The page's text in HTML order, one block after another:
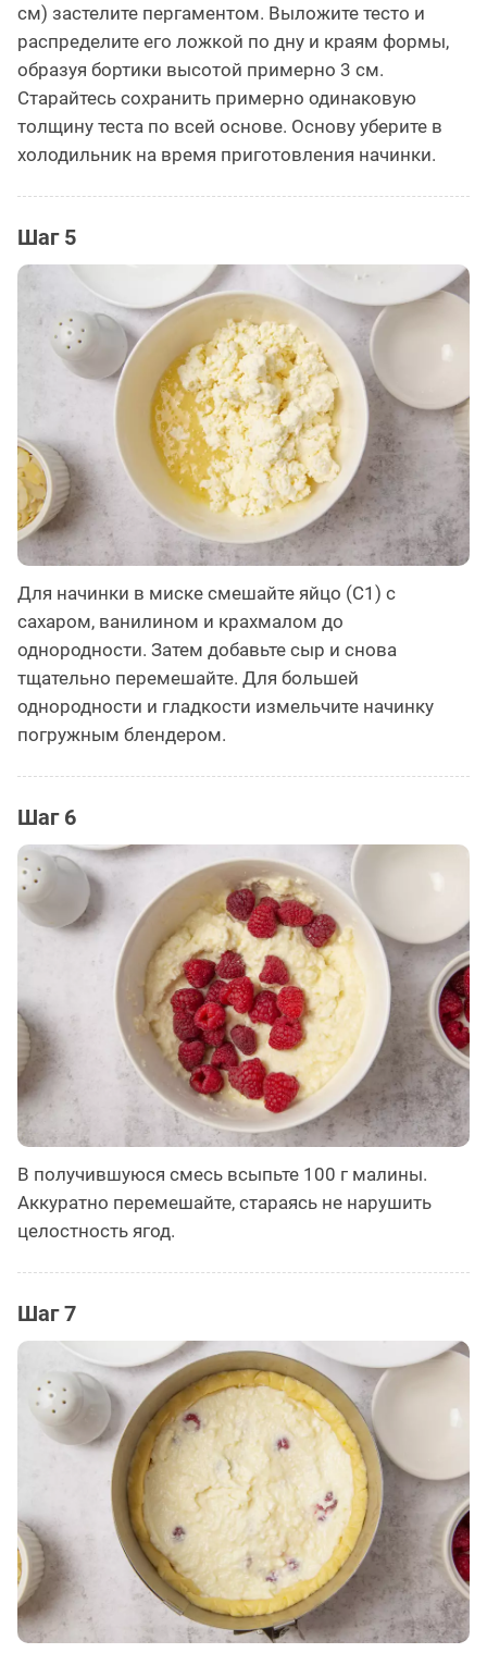
см) застелите пергаментом. Выложите тесто и
распределите его ложкой по дну и краям формы,
образуя бортики высотой примерно 3 см.
Старайтесь сохранить примерно одинаковую
толщину теста по всей основе. Основу уберите в
холодильник на время приготовления начинки.
Шаг 5
Для начинки в миске смешайте яйцо (С1) с
сахаром, ванилином и крахмалом до
однородности. Затем добавьте сыр и снова
тщательно перемешайте. Для большей
однородности и гладкости измельчите начинку
погружным блендером.
Шаг 6
В получившуюся смесь всыпьте 100 г малины.
Аккуратно перемешайте, стараясь не нарушить
целостность ягод.
Шаг 7